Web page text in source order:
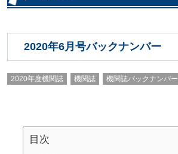
2020年6月号バックナンバー
2020年度機関誌 機関誌 機関誌バックナンバー
目次